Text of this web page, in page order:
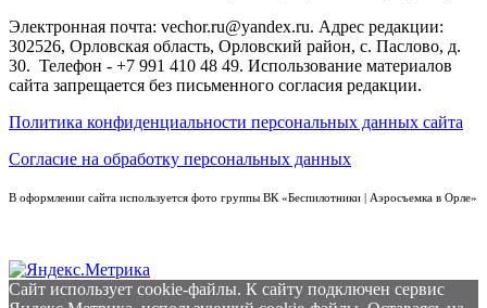
Электронная почта: vechor.ru@yandex.ru. Адрес редакции:
302526, Орловская область, Орловский район, с. Паслово, д.
30. Телефон - +7 991 410 48 49. Использование материалов
сайта запрещается без письменного согласия редакции.
Политика конфиденциальности персональных данных сайта
Согласие на обработку персональных данных
В оформлении сайта используется фото группы ВК «Беспилотники | Аэросъемка в Орле»
Сайт использует cookie-файлы. К cайту подключен сервис